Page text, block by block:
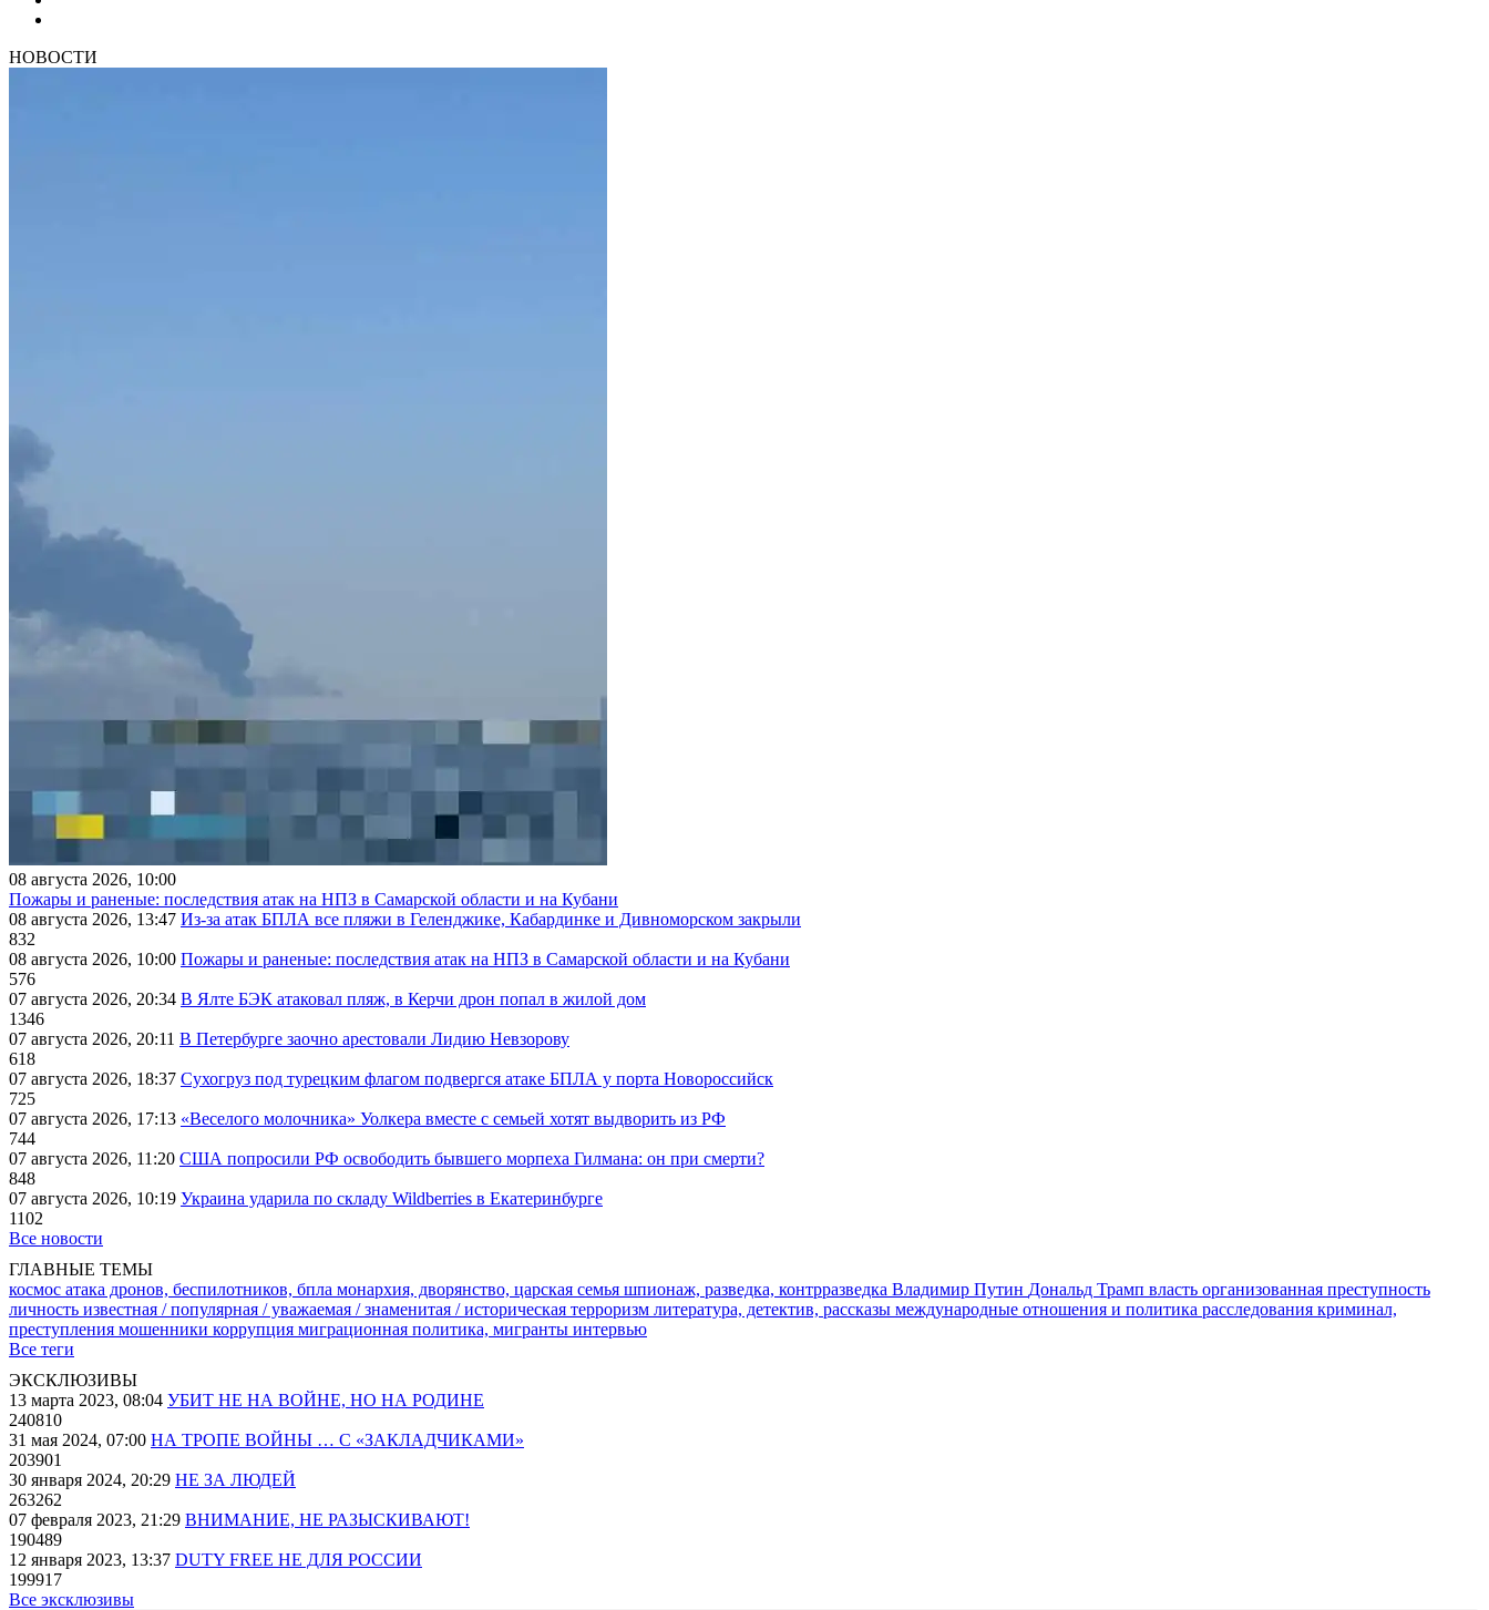
НОВОСТИ
08 августа 2026, 10:00
Пожары и раненые: последствия атак на НПЗ в Самарской области и на Кубани
08 августа 2026, 13:47 Из-за атак БПЛА все пляжи в Геленджике, Кабардинке и Дивноморском закрыли
832
08 августа 2026, 10:00 Пожары и раненые: последствия атак на НПЗ в Самарской области и на Кубани
576
07 августа 2026, 20:34 В Ялте БЭК атаковал пляж, в Керчи дрон попал в жилой дом
1346
07 августа 2026, 20:11 В Петербурге заочно арестовали Лидию Невзорову
618
07 августа 2026, 18:37 Сухогруз под турецким флагом подвергся атаке БПЛА у порта Новороссийск
725
07 августа 2026, 17:13 «Веселого молочника» Уолкера вместе с семьей хотят выдворить из РФ
744
07 августа 2026, 11:20 США попросили РФ освободить бывшего морпеха Гилмана: он при смерти?
848
07 августа 2026, 10:19 Украина ударила по складу Wildberries в Екатеринбурге
1102
Все новости
ГЛАВНЫЕ ТЕМЫ
космос атака дронов, беспилотников, бпла монархия, дворянство, царская семья шпионаж, разведка, контрразведка Владимир Путин Дональд Трамп власть организованная преступность
личность известная / популярная / уважаемая / знаменитая / историческая терроризм литература, детектив, рассказы международные отношения и политика расследования криминал,
преступления мошенники коррупция миграционная политика, мигранты интервью
Все теги
ЭКСКЛЮЗИВЫ
13 марта 2023, 08:04 УБИТ НЕ НА ВОЙНЕ, НО НА РОДИНЕ
240810
31 мая 2024, 07:00 НА ТРОПЕ ВОЙНЫ … С «ЗАКЛАДЧИКАМИ»
203901
30 января 2024, 20:29 НЕ ЗА ЛЮДЕЙ
263262
07 февраля 2023, 21:29 ВНИМАНИЕ, НЕ РАЗЫСКИВАЮТ!
190489
12 января 2023, 13:37 DUTY FREE НЕ ДЛЯ РОССИИ
199917
Все эксклюзивы